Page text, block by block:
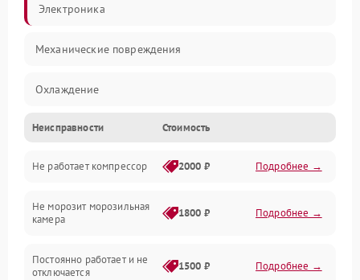
Электроника
Механические повреждения
Охлаждение
Механика
Электропитание
Дренаж
Неисправности Стоимость
Не работает компрессор 2000 ₽ Подробнее →
Не морозит морозильная
камера
1800 ₽ Подробнее →
Постоянно работает и не
отключается
1500 ₽ Подробнее →